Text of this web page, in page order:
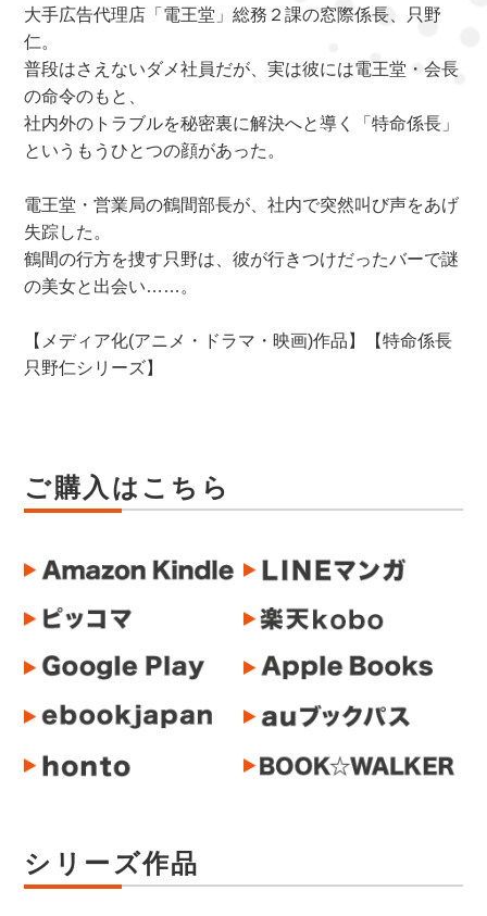
大手広告代理店「電王堂」総務２課の窓際係長、只野
仁。
普段はさえないダメ社員だが、実は彼には電王堂・会長
の命令のもと、
社内外のトラブルを秘密裏に解決へと導く「特命係長」
というもうひとつの顔があった。
電王堂・営業局の鶴間部長が、社内で突然叫び声をあげ
失踪した。
鶴間の行方を捜す只野は、彼が行きつけだったバーで謎
の美女と出会い……。
【メディア化(アニメ・ドラマ・映画)作品】【特命係長
只野仁シリーズ】
ご購入はこちら
シリーズ作品